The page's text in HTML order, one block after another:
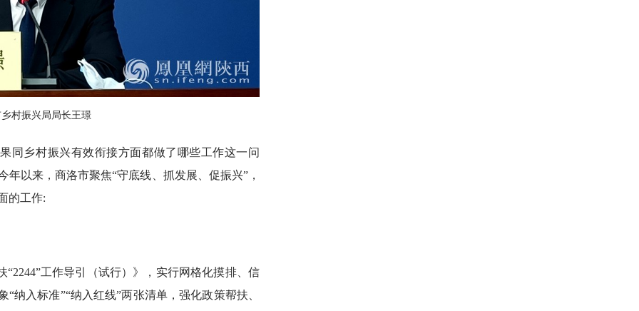
村振兴局局长王璟
同乡村振兴有效衔接方面都做了哪些工作这一问
以来，商洛市聚焦“守底线、抓发展、促振兴”，
的工作:
工作导引（试行）》，实行网格化摸排、信
纳入标准”“纳入红线”两张清单，强化政策帮扶、